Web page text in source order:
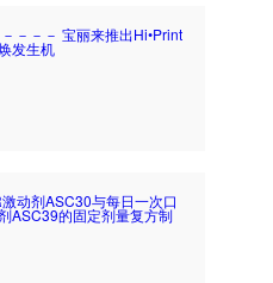
－－－ 宝丽来推出Hi•Print
发生机
动剂ASC30与每日一次口
ASC39的固定剂量复方制